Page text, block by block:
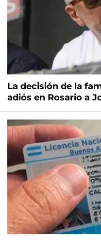
La decisión de la
adiós en Rosario a